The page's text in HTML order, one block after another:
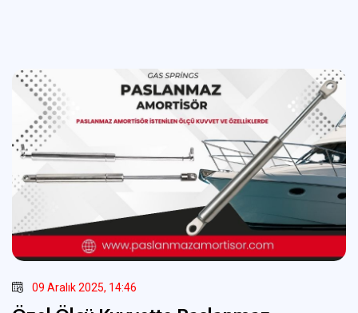
09 Aralık 2025, 14:46